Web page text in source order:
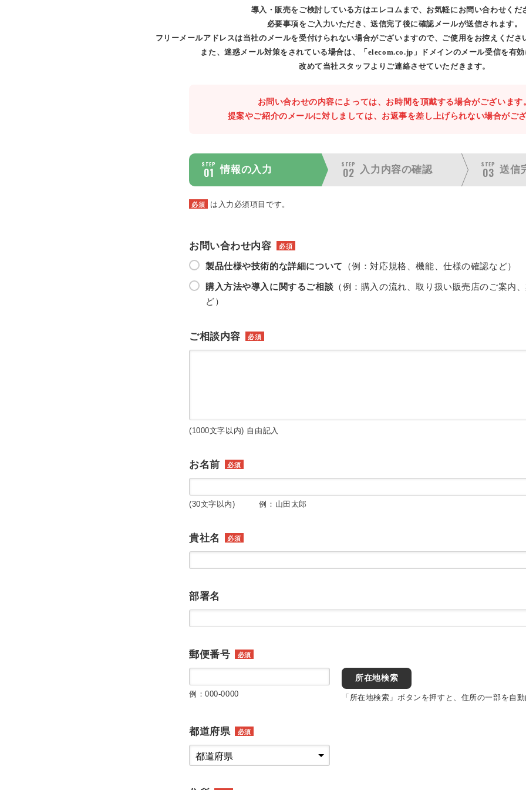
導入・販売をご検討している方はエレコムまで、お気軽にお問い合わせくだ
必要事項をご入力いただき、送信完了後に確認メールが送信されます。
フリーメールアドレスは当社のメールを受付けられない場合がございますので、ご使用をお控えくださ
また、迷惑メール対策をされている場合は、「elecom.co.jp」ドメインのメール受信を有効
改めて当社スタッフよりご連絡させていただきます。
お問い合わせの内容によっては、お時間を頂戴する場合がございます
提案やご紹介のメールに対しましては、お返事を差し上げられない場合がござ
STEP
01 情報の入力
STEP
02 入力内容の確認
STEP
03 送信
必須 は入力必須項目です。
お問い合わせ内容 必須
製品仕様や技術的な詳細について （例：対応規格、機能、仕様の確認など）
購入方法や導入に関するご相談 （例：購入の流れ、取り扱い販売店のご案内
ど）
ご相談内容 必須
(1000文字以内) 自由記入
お名前 必須
(30文字以内) 例：山田太郎
貴社名 必須
部署名
郵便番号 必須
例：000-0000
所在地検索
「所在地検索」ボタンを押すと、住所の一部を自動
都道府県 必須